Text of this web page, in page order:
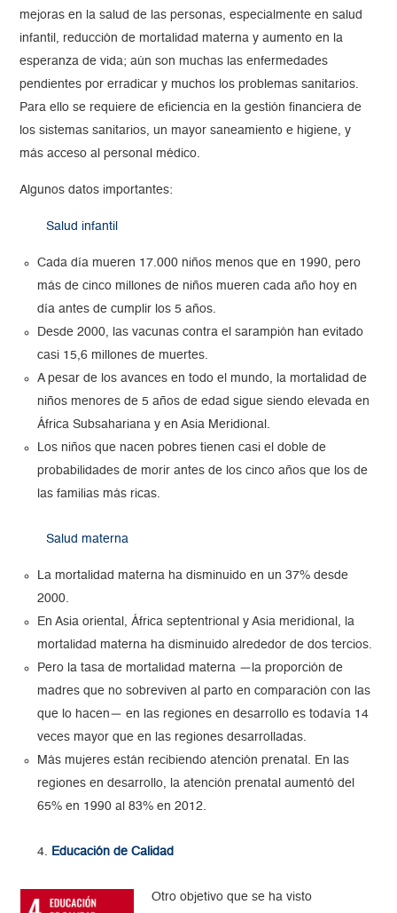
mejoras en la salud de las personas, especialmente en salud
infantil, reducción de mortalidad materna y aumento en la
esperanza de vida; aún son muchas las enfermedades
pendientes por erradicar y muchos los problemas sanitarios.
Para ello se requiere de eficiencia en la gestión financiera de
los sistemas sanitarios, un mayor saneamiento e higiene, y
más acceso al personal médico.
Algunos datos importantes:
Salud infantil
Cada día mueren 17.000 niños menos que en 1990, pero
más de cinco millones de niños mueren cada año hoy en
día antes de cumplir los 5 años.
Desde 2000, las vacunas contra el sarampión han evitado
casi 15,6 millones de muertes.
A pesar de los avances en todo el mundo, la mortalidad de
niños menores de 5 años de edad sigue siendo elevada en
África Subsahariana y en Asia Meridional.
Los niños que nacen pobres tienen casi el doble de
probabilidades de morir antes de los cinco años que los de
las familias más ricas.
Salud materna
La mortalidad materna ha disminuido en un 37% desde
2000.
En Asia oriental, África septentrional y Asia meridional, la
mortalidad materna ha disminuido alrededor de dos tercios.
Pero la tasa de mortalidad materna —la proporción de
madres que no sobreviven al parto en comparación con las
que lo hacen— en las regiones en desarrollo es todavía 14
veces mayor que en las regiones desarrolladas.
Más mujeres están recibiendo atención prenatal. En las
regiones en desarrollo, la atención prenatal aumentó del
65% en 1990 al 83% en 2012.
Educación de Calidad
Otro objetivo que se ha visto